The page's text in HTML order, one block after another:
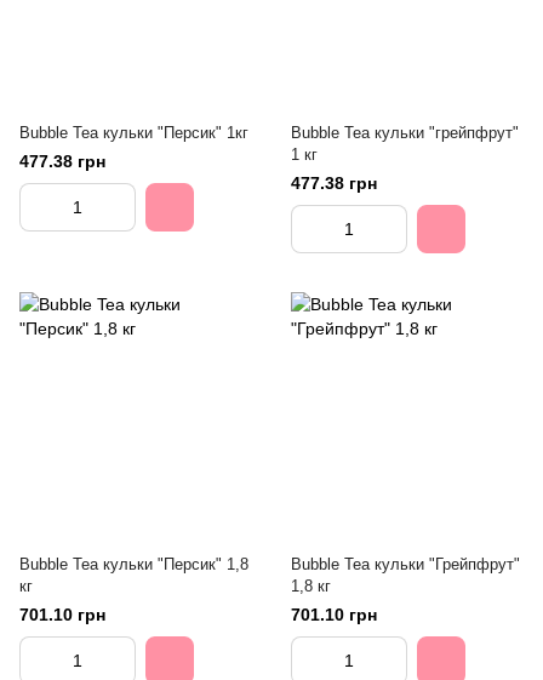
Bubble Tea кульки "Персик" 1кг
477.38 грн
Bubble Tea кульки "грейпфрут"
1 кг
477.38 грн
Bubble Tea кульки "Персик" 1,8
кг
701.10 грн
Bubble Tea кульки "Грейпфрут"
1,8 кг
701.10 грн